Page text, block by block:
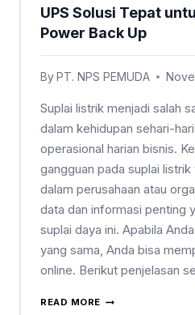
UPS Solusi Tepat
Power Back Up
ByPT. NPS PEMUDA
Suplai listrik menjadi salah
dalam kehidupan sehari-
operasional harian bisnis.
gangguan pada suplai listrik
dalam perusahaan atau
data dan informasi penting
suplai daya ini. Apabila
yang sama, Anda bisa
online. Berikut penjelasan
READ MORE